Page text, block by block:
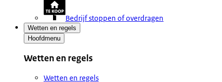
Bedrijf stoppen of overdragen
Wetten en regels
Hoofdmenu
Wetten en regels
Wetten en regels